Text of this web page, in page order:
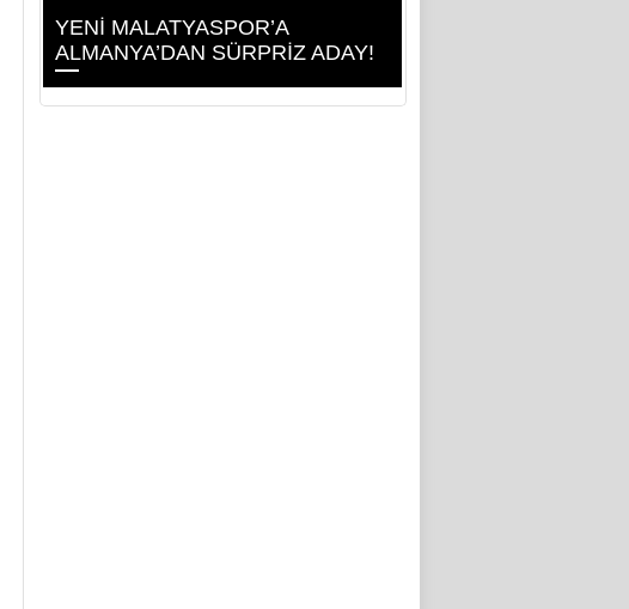
YENİ MALATYASPOR’A
ALMANYA’DAN SÜRPRİZ ADAY!